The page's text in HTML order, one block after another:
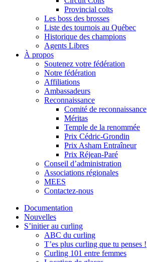
Provincial colts
Les boss des brosses
Liste des tournois au Québec
Historique des champions
Agents Libres
À propos
Soutenez votre fédération
Notre fédération
Affiliations
Ambassadeurs
Reconnaissance
Comité de reconnaissance
Méritas
Temple de la renommée
Prix Cédric-Grondin
Prix Asham Entraîneur
Prix Réjean-Paré
Conseil d’administration
Associations régionales
MEES
Contactez-nous
Documentation
Nouvelles
S’initier au curling
ABC du curling
T’es plus curling que tu penses !
Curling 101 entre femmes